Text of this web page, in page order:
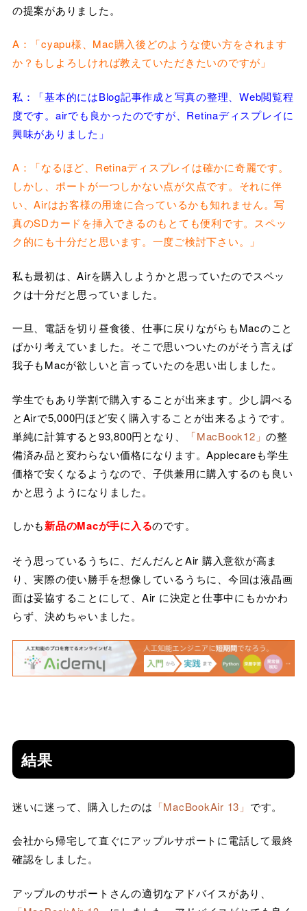
の提案がありました。
A：「cyapu様、Mac購入後どのような使い方をされます
か？もしよろしければ教えていただきたいのですが」
私：「基本的にはBlog記事作成と写真の整理、Web閲覧程
度です。airでも良かったのですが、Retinaディスプレイに
興味がありました」
A：「なるほど、Retinaディスプレイは確かに奇麗です。
しかし、ポートが一つしかない点が欠点です。それに伴
い、Airはお客様の用途に合っているかも知れません。写
真のSDカードを挿入できるのもとても便利です。スペッ
ク的にも十分だと思います。一度ご検討下さい。」
私も最初は、Airを購入しようかと思っていたのでスペッ
クは十分だと思っていました。
一旦、電話を切り昼食後、仕事に戻りながらもMacのこと
ばかり考えていました。そこで思いついたのがそう言えば
我子もMacが欲しいと言っていたのを思い出しました。
学生でもあり学割で購入することが出来ます。少し調べる
とAirで5,000円ほど安く購入することが出来るようです。
単純に計算すると93,800円となり、
「MacBook12」の整
備済み品と変わらない価格になります。Applecareも学生
価格で安くなるようなので、子供兼用に購入するのも良い
かと思うようになりました。
しかも新品のMacが手に入るのです。
そう思っているうちに、だんだんとAir 購入意欲が高ま
り、実際の使い勝手を想像しているうちに、今回は液晶画
面は妥協することにして、Air に決定と仕事中にもかかわ
らず、決めちゃいました。
結果
迷いに迷って、購入したのは 「MacBookAir 13」 です。
会社から帰宅して直ぐにアップルサポートに電話して最終
確認をしました。
アップルのサポートさんの適切なアドバイスがあり、